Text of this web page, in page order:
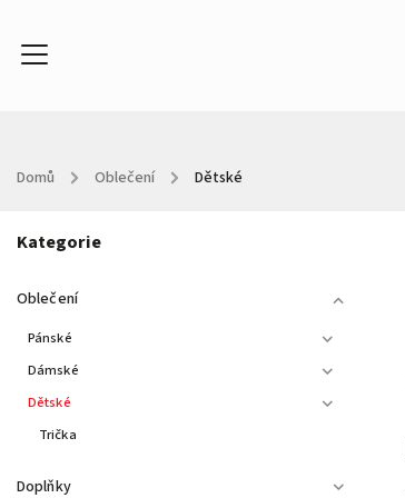
Domů / Oblečení / Dětské
Kategorie
Oblečení
Pánské
Dámské
Dětské
Trička
Doplňky